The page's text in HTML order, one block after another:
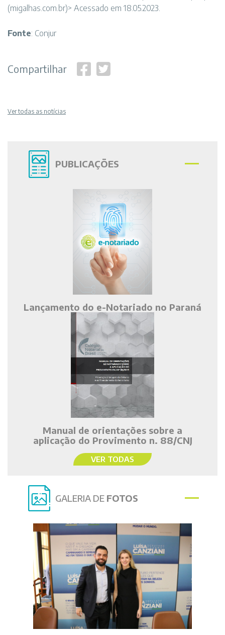
(migalhas.com.br)> Acessado em 18.05.2023.
Fonte: Conjur
Compartilhar
Ver todas as notícias
PUBLICAÇÕES
Lançamento do e-Notariado no Paraná
Manual de orientações sobre a
aplicação do Provimento n. 88/CNJ
VER TODAS
GALERIA DE FOTOS